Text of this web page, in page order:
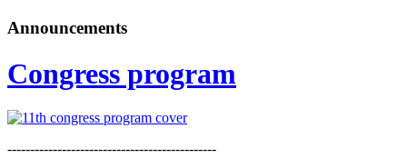
Announcements
Congress program
----------------------------------------------